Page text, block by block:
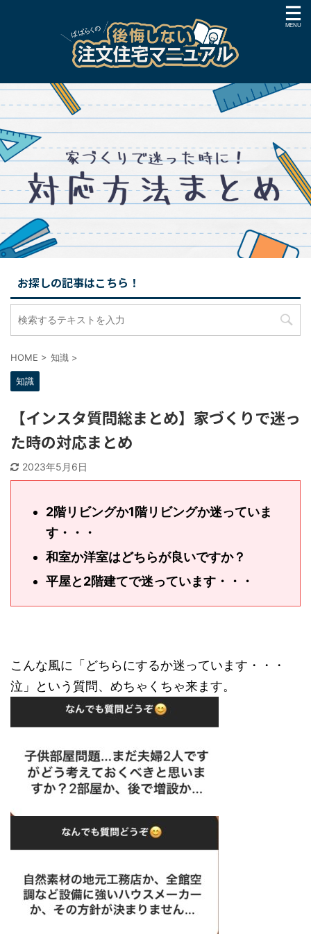
お探しの記事はこちら！
知識
【インスタ質問総まとめ】家づくりで迷
った時の対応まとめ
2階リビングか1階リビングか迷ってい
ます・・・
和室か洋室はどちらが良いですか？
平屋と2階建てで迷っています・・・
こんな風に「どちらにするか迷っています・・・
泣」という質問、めちゃくちゃ来ます。